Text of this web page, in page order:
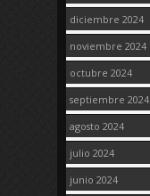
diciembre 2024
noviembre 2024
octubre 2024
septiembre 2024
agosto 2024
julio 2024
junio 2024